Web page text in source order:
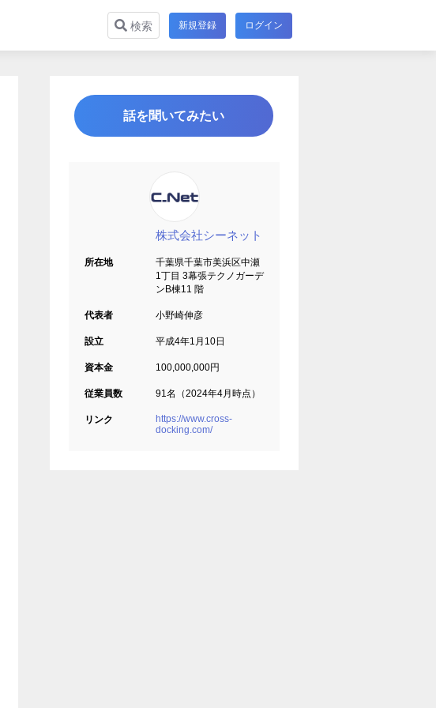
検索 新規登録 ログイン
話を聞いてみたい
株式会社シーネット
所在地
千葉県千葉市美浜区中瀬
1丁目 3幕張テクノガーデ
ンB棟11 階
代表者 小野崎伸彦
設立 平成4年1月10日
資本金 100,000,000円
従業員数 91名（2024年4月時点）
リンク
https://www.cross-
docking.com/